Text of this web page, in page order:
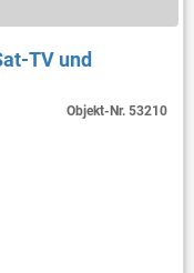
TV und
Objekt-Nr.53210